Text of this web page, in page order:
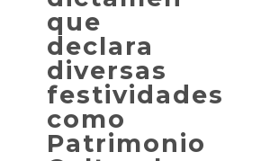
que
declara
diversas
festividades
como
Patrimonio